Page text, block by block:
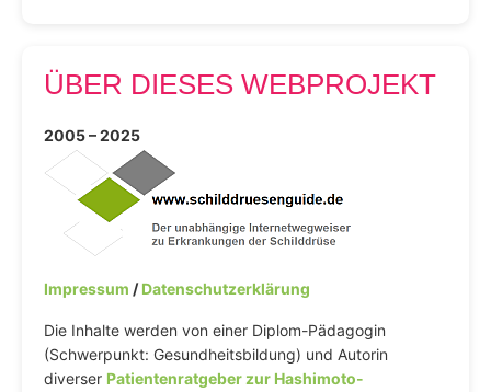
ÜBER DIESES WEBPROJEKT
2005 – 2025
Impressum /Datenschutzerklärung
Die Inhalte werden von einer Diplom-Pädagogin
(Schwerpunkt: Gesundheitsbildung) und Autorin
diverser Patientenratgeber zur Hashimoto-